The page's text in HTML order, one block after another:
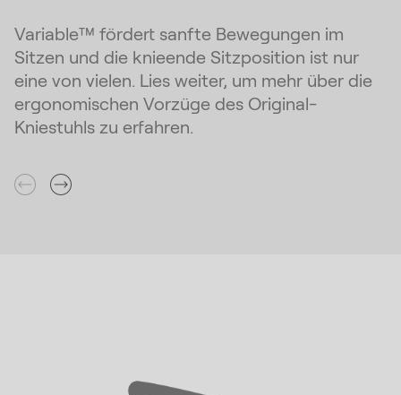
Variable™ fördert sanfte Bewegungen im
Sitzen und die knieende Sitzposition ist nur
eine von vielen. Lies weiter, um mehr über die
ergonomischen Vorzüge des Original-
Kniestuhls zu erfahren.